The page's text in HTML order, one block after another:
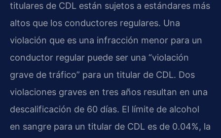
titulares de CDL están sujetos a estándares más
altos que los conductores regulares. Una
violación que es una infracción menor para un
conductor regular puede ser una “violación
grave de tráfico” para un titular de CDL. Dos
violaciones graves en tres años resultan en una
descalificación de 60 días. El límite de alcohol
en sangre para un titular de CDL es de 0.04%, la